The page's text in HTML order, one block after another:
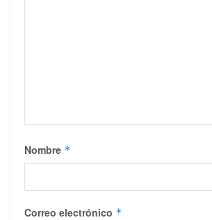
Nombre *
Correo electrónico *